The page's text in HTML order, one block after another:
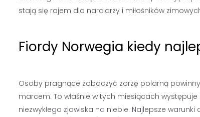
stają się rajem dla narciarzy i miłośników
Fiordy Norwegia kiedy
Osoby pragnące zobaczyć zorzę polarną
marcem. To właśnie w tych miesiącach
niezwykłego zjawiska na niebie. Najlepsze